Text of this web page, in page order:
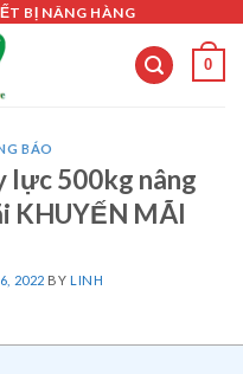
BỊ NÂNG HÀNG
0
BÁO
lực 500kg nâng
KHUYẾN MÃI
2022 BY LINH